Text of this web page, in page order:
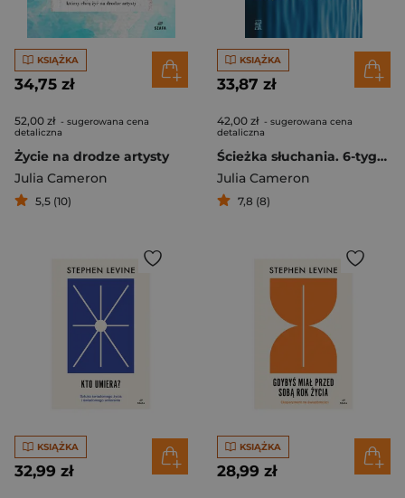
KSIĄŻKA
34,75 zł
52,00 zł - sugerowana cena
detaliczna
Życie na drodze artysty
Julia Cameron
5,5 (10)
KSIĄŻKA
33,87 zł
42,00 zł - sugerowana cena
detaliczna
Ścieżka słuchania. 6-tygodniowy kurs pogłębiania uważności
Julia Cameron
7,8 (8)
KSIĄŻKA
32,99 zł
KSIĄŻKA
28,99 zł